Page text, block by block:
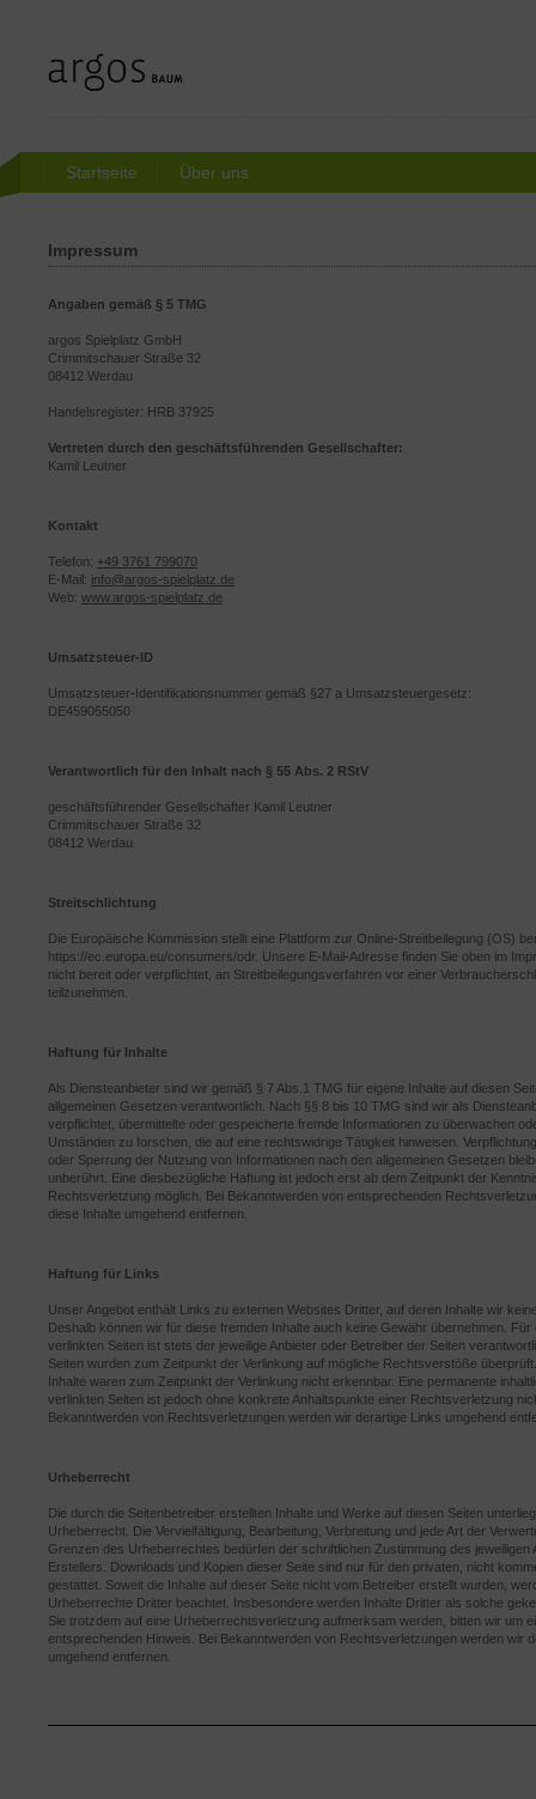
Startseite Über uns
Impressum
Angaben gemäß § 5 TMG
argos Spielplatz GmbH
Crimmitschauer Straße 32
08412 Werdau
Handelsregister: HRB 37925
Vertreten durch den geschäftsführenden Gesellschafter:
Kamil Leutner
Kontakt
Telefon: +49 3761 799070
E-Mail: info@argos-spielplatz.de
Web: www.argos-spielplatz.de
Umsatzsteuer-ID
Umsatzsteuer-Identifikationsnummer gemäß §27 a Umsatzsteuergesetz:
DE459055050
Verantwortlich für den Inhalt nach § 55 Abs. 2 RStV
geschäftsführender Gesellschafter Kamil Leutner
Crimmitschauer Straße 32
08412 Werdau
Streitschlichtung
Die Europäische Kommission stellt eine Plattform zur Online-Streitbeilegung (OS)
https://ec.europa.eu/consumers/odr. Unsere E-Mail-Adresse finden Sie oben im
nicht bereit oder verpflichtet, an Streitbeilegungsverfahren vor einer
teilzunehmen.
Haftung für Inhalte
Als Diensteanbieter sind wir gemäß § 7 Abs.1 TMG für eigene Inhalte auf diesen
allgemeinen Gesetzen verantwortlich. Nach §§ 8 bis 10 TMG sind wir als
verpflichtet, übermittelte oder gespeicherte fremde Informationen zu überwachen
Umständen zu forschen, die auf eine rechtswidrige Tätigkeit hinweisen.
oder Sperrung der Nutzung von Informationen nach den allgemeinen Gesetzen
unberührt. Eine diesbezügliche Haftung ist jedoch erst ab dem Zeitpunkt der
Rechtsverletzung möglich. Bei Bekanntwerden von entsprechenden
diese Inhalte umgehend entfernen.
Haftung für Links
Unser Angebot enthält Links zu externen Websites Dritter, auf deren Inhalte wir
Deshalb können wir für diese fremden Inhalte auch keine Gewähr übernehmen. Für
verlinkten Seiten ist stets der jeweilige Anbieter oder Betreiber der Seiten
Seiten wurden zum Zeitpunkt der Verlinkung auf mögliche Rechtsverstöße
Inhalte waren zum Zeitpunkt der Verlinkung nicht erkennbar. Eine permanente
verlinkten Seiten ist jedoch ohne konkrete Anhaltspunkte einer Rechtsverletzung
Bekanntwerden von Rechtsverletzungen werden wir derartige Links umgehend
Urheberrecht
Die durch die Seitenbetreiber erstellten Inhalte und Werke auf diesen Seiten
Urheberrecht. Die Vervielfältigung, Bearbeitung, Verbreitung und jede Art der
Grenzen des Urheberrechtes bedürfen der schriftlichen Zustimmung des jeweiligen
Erstellers. Downloads und Kopien dieser Seite sind nur für den privaten, nicht
gestattet. Soweit die Inhalte auf dieser Seite nicht vom Betreiber erstellt wurden,
Urheberrechte Dritter beachtet. Insbesondere werden Inhalte Dritter als solche
Sie trotzdem auf eine Urheberrechtsverletzung aufmerksam werden, bitten wir um
entsprechenden Hinweis. Bei Bekanntwerden von Rechtsverletzungen werden wir
umgehend entfernen.